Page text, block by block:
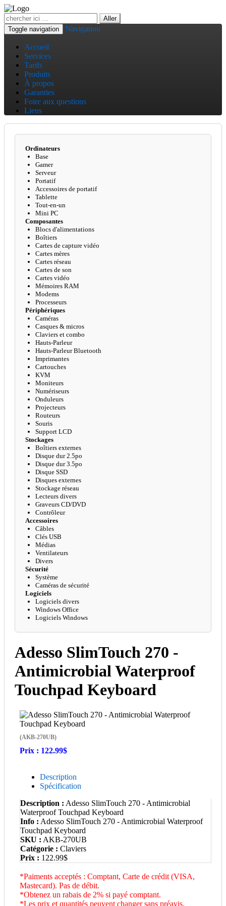
Toggle navigation Navigation
Accueil
Services
Tarifs
Produits
À propos
Garanties
Foire aux questions
Liens
Ordinateurs
Base
Gamer
Serveur
Portatif
Accessoires de portatif
Tablette
Tout-en-un
Mini PC
Composantes
Blocs d'alimentations
Boîtiers
Cartes de capture vidéo
Cartes mères
Cartes réseau
Cartes de son
Cartes vidéo
Mémoires RAM
Modems
Processeurs
Périphériques
Caméras
Casques & micros
Claviers et combo
Hauts-Parleur
Hauts-Parleur Bluetooth
Imprimantes
Cartouches
KVM
Moniteurs
Numériseurs
Onduleurs
Projecteurs
Routeurs
Souris
Support LCD
Stockages
Boîtiers externes
Disque dur 2.5po
Disque dur 3.5po
Disque SSD
Disques externes
Stockage réseau
Lecteurs divers
Graveurs CD/DVD
Contrôleur
Accessoires
Câbles
Clés USB
Médias
Ventilateurs
Divers
Sécurité
Système
Caméras de sécurité
Logiciels
Logiciels divers
Windows Office
Logiciels Windows
Adesso SlimTouch 270 -
Antimicrobial Waterproof
Touchpad Keyboard
(AKB-270UB)
Prix : 122.99$
Description
Spécification
Description : Adesso SlimTouch 270 - Antimicrobial
Waterproof Touchpad Keyboard
Info : Adesso SlimTouch 270 - Antimicrobial Waterproof
Touchpad Keyboard
SKU : AKB-270UB
Catégorie : Claviers
Prix : 122.99$
*Paiments acceptés : Comptant, Carte de crédit (VISA,
Mastecard). Pas de débit.
*Obtenez un rabais de 2% si payé comptant.
*Les prix et quantités peuvent changer sans préavis.